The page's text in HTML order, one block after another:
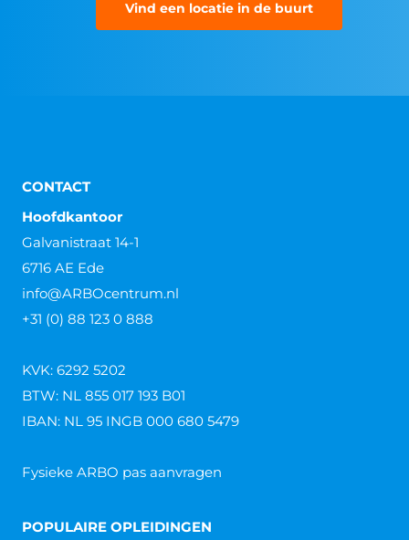
Vind een locatie in de buurt
CONTACT
Hoofdkantoor
Galvanistraat 14-1
6716 AE Ede
info@ARBOcentrum.nl
+31 (0) 88 123 0 888
KVK: 6292 5202
BTW: NL 855 017 193 B01
IBAN: NL 95 INGB 000 680 5479
Fysieke ARBO pas aanvragen
POPULAIRE OPLEIDINGEN